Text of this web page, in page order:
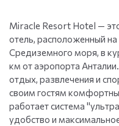
Miracle Resort Hotel —
отель, расположенный
Средиземного моря, в
км от аэропорта
отдых, развлечения и
своим гостям
работает система
удобство и